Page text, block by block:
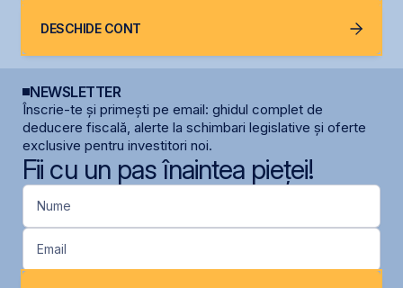
DESCHIDE CONT
NEWSLETTER
Înscrie-te și primești pe email: ghidul complet de
deducere fiscală, alerte la schimbari legislative și oferte
exclusive pentru investitori noi.
Fii cu un pas înaintea pieței!
Nume
Email